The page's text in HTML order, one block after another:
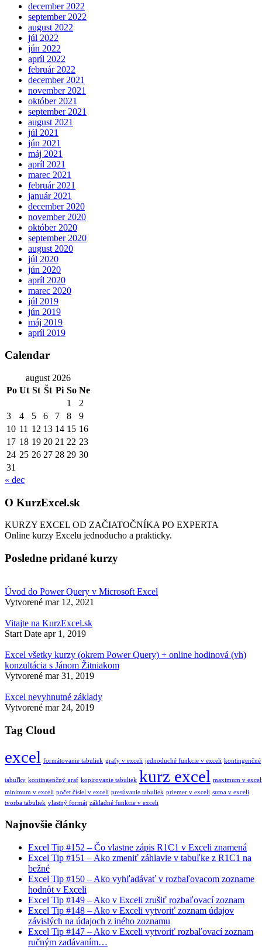
december 2022
september 2022
august 2022
júl 2022
jún 2022
apríl 2022
február 2022
december 2021
november 2021
október 2021
september 2021
august 2021
júl 2021
jún 2021
máj 2021
apríl 2021
marec 2021
február 2021
január 2021
december 2020
november 2020
október 2020
september 2020
august 2020
júl 2020
jún 2020
apríl 2020
marec 2020
júl 2019
jún 2019
máj 2019
apríl 2019
Calendar
august 2026
Po Ut St Št Pi So Ne
1
2
3
4 5 6 7 8
9
10 11 12 13 14 15 16
17 18 19 20 21 22 23
24 25 26 27 28 29 30
31
« dec
O KurzExcel.sk
KURZY EXCEL OD ZAČIATOČNÍKA PO EXPERTA
Online kurzy Excelu jednoducho a prakticky.
Posledne pridané kurzy
Úvod do Power Query v Microsoft Excel
Vytvorené mar 12, 2021
Vitajte na KurzExcel.sk
Start Date apr 1, 2019
Excel všetky kurzy (okrem Power Query) + online hodinová (vh)
konzultácia s Jánom Žitniakom
Vytvorené mar 31, 2019
Excel nevyhnutné základy
Vytvorené mar 24, 2019
Tag Cloud
excel formátovanie tabuliek grafy v exceli jednoduché funkcie v exceli kontingenčné
tabuľky kontingenčný graf kopirovanie tabuliek kurz excel maximum v
minimum v exceli počet čísiel v exceli presúvanie tabuliek priemer v exceli suma v exceli
tvorba tabuliek vlastný formát základné funkcie v exceli
Najnovšie články
Excel Tip #152 – Čo vlastne zápis R1C1 v Exceli znamená
Excel Tip #151 – Ako zmeniť záhlavie v tabuľke z R1C1 na
bežné
Excel Tip #150 – Ako vyhľadávať v rozbaľovacom zozname
hodnôt v Exceli
Excel Tip #149 – Ako v Exceli zrušiť rozbaľovací zoznam
Excel Tip #148 – Ako v Exceli vytvoriť zoznam údajov
závislých na údajoch z iného zoznamu
Excel Tip #147 – Ako v Exceli vytvoriť rozbaľovací zoznam
ručným zadávaním…